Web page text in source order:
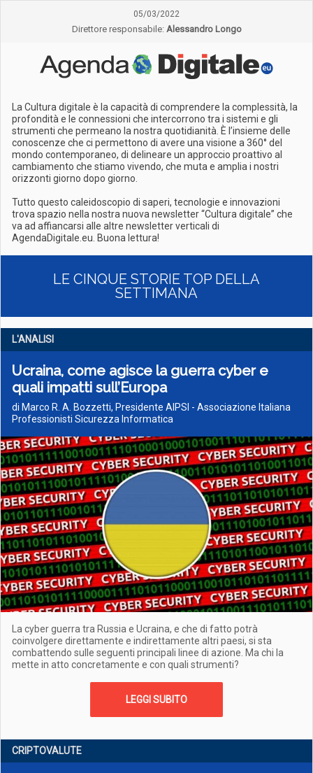
05/03/2022
Direttore responsabile: Alessandro Longo
La Cultura digitale è la capacità di comprendere la complessità, la
profondità e le connessioni che intercorrono tra i sistemi e gli
strumenti che permeano la nostra quotidianità. È l’insieme delle
conoscenze che ci permettono di avere una visione a 360° del
mondo contemporaneo, di delineare un approccio proattivo al
cambiamento che stiamo vivendo, che muta e amplia i nostri
orizzonti giorno dopo giorno.
Tutto questo caleidoscopio di saperi, tecnologie e innovazioni
trova spazio nella nostra nuova newsletter “Cultura digitale” che
va ad affiancarsi alle altre newsletter verticali di
AgendaDigitale.eu. Buona lettura!
LE CINQUE STORIE TOP DELLA
SETTIMANA
L'ANALISI
Ucraina, come agisce la guerra cyber e
quali impatti sull’Europa
di Marco R. A. Bozzetti, Presidente AIPSI - Associazione Italiana
Professionisti Sicurezza Informatica
La cyber guerra tra Russia e Ucraina, e che di fatto potrà
coinvolgere direttamente e indirettamente altri paesi, si sta
combattendo sulle seguenti principali linee di azione. Ma chi la
mette in atto concretamente e con quali strumenti?
LEGGI SUBITO
CRIPTOVALUTE